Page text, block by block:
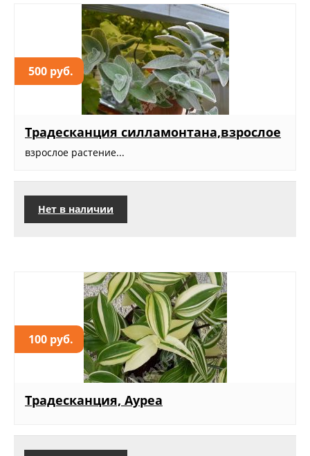
500 руб.
Традесканция силламонтана,взрослое
взрослое растение...
Нет в наличии
100 руб.
Традесканция, Ауреа